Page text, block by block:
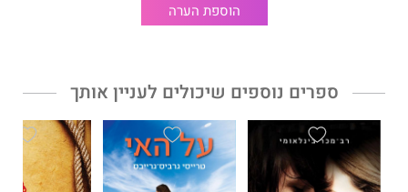
בספרו רחב היריעה גאונות וחרדה מספר ההיסטוריון
את מה שאחרים לא ראו, והאם גם העולם שינה את היהודים.
נורמן לברכט הוא עיתונאי, היסטוריון של המוזיקה וסופר יהודי־אנגלי.
עם עשרות הספרים והמאמרים שפרסם נמנים ספרי העיון "מיתוס
הוספת הערה
ספרים נוספים שיכולים לעניין אותך